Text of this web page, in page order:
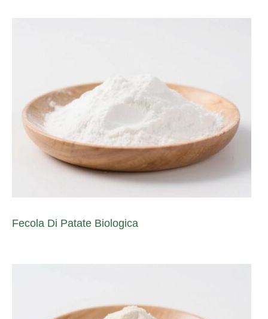
Fecola Di Patate Biologica